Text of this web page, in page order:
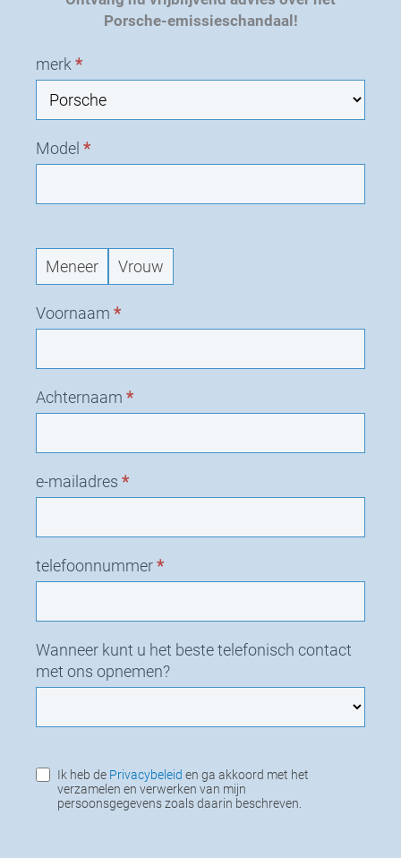
Wij onderzoeken voor u of uw voertuig betrokken
is bij het emissieschandaal en ontwikkelen een oplossing
en laat u vrijblijvend informeren.
Porsche-emissieschandaal!
S
N
e
w
e
z
o
e
merk*
Model *
Meneer Vrouw
Voornaam *
Achternaam *
e-mailadres *
telefoonnummer*
Wanneer kunt u het beste telefonisch contact
met ons opnemen?
Ik heb de Privacybeleid en ga akkoord met het
verzamelen en verwerken van mijn
persoonsgegevens zoals daarin beschreven.